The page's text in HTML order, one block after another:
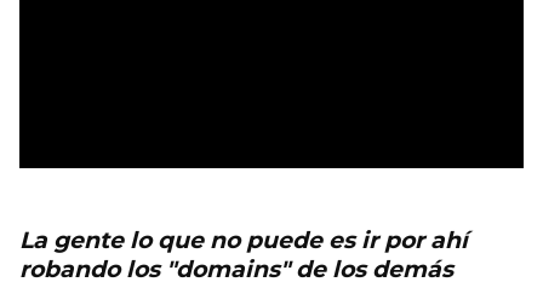
La gente lo que no puede es ir por ahí
robando los "domains" de los demás